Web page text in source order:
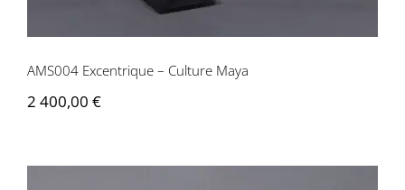
AMS004 Excentrique – Culture Maya
2 400,00 €